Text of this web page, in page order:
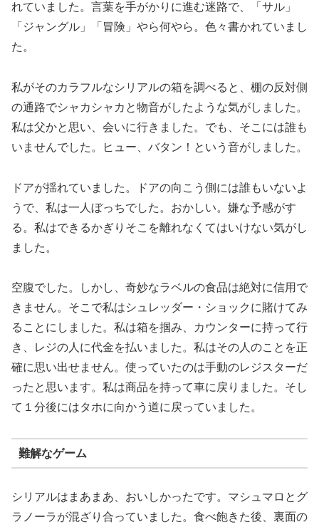
れていました。言葉を手がかりに進む迷路で、「サル」
「ジャングル」「冒険」やら何やら。色々書かれていまし
た。
私がそのカラフルなシリアルの箱を調べると、棚の反対側
の通路でシャカシャカと物音がしたような気がしました。
私は父かと思い、会いに行きました。でも、そこには誰も
いませんでした。ヒュー、バタン！という音がしました。
ドアが揺れていました。ドアの向こう側には誰もいないよ
うで、私は一人ぼっちでした。おかしい。嫌な予感がす
る。私はできるかぎりそこを離れなくてはいけない気がし
ました。
空腹でした。しかし、奇妙なラベルの食品は絶対に信用で
きません。そこで私はシュレッダー・ショックに賭けてみ
ることにしました。私は箱を掴み、カウンターに持って行
き、レジの人に代金を払いました。私はその人のことを正
確に思い出せません。使っていたのは手動のレジスターだ
ったと思います。私は商品を持って車に戻りました。そし
て１分後にはタホに向かう道に戻っていました。
難解なゲーム
シリアルはまあまあ、おいしかったです。マシュマロとグ
ラノーラが混ざり合っていました。食べ飽きた後、裏面の